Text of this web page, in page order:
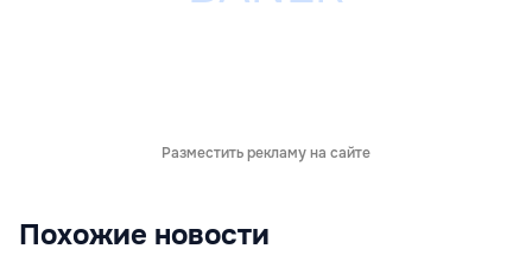
Разместить рекламу на сайте
Похожие новости